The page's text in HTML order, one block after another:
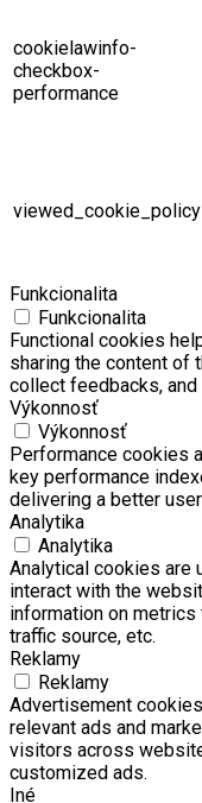
cookielawinfo-
checkbox-
performance
viewed_cookie_policy
Funkcionalita
Funkcionalita
Functional cookies
sharing the content of
collect feedbacks,
Výkonnosť
Výkonnosť
Performance cookies
key performance
delivering a better
Analytika
Analytika
Analytical cookies are
interact with the
information on
traffic source, etc.
Reklamy
Reklamy
Advertisement
relevant ads and
visitors across
customized ads.
Iné